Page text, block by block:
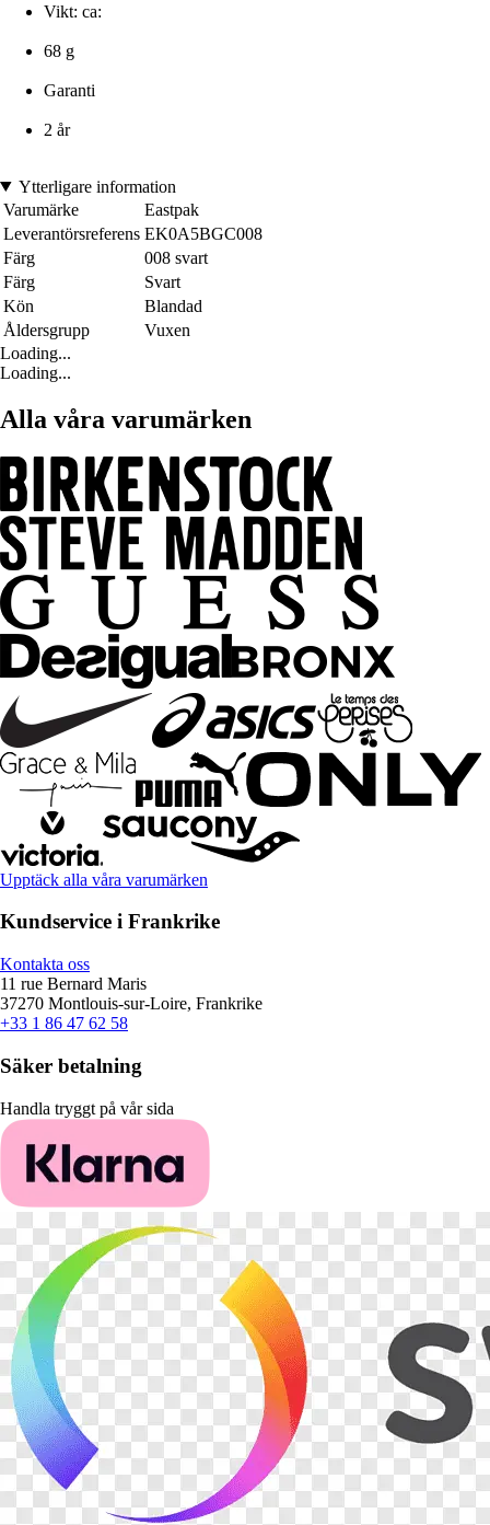
Vikt: ca:
68 g
Garanti
2 år
Ytterligare information
Varumärke
Eastpak
Leverantörsreferens EK0A5BGC008
Färg
008 svart
Färg
Svart
Kön
Blandad
Åldersgrupp
Vuxen
Loading...
Loading...
Alla våra varumärken
Upptäck alla våra varumärken
Kundservice i Frankrike
Kontakta oss
11 rue Bernard Maris
37270 Montlouis-sur-Loire, Frankrike
+33 1 86 47 62 58
Säker betalning
Handla tryggt på vår sida